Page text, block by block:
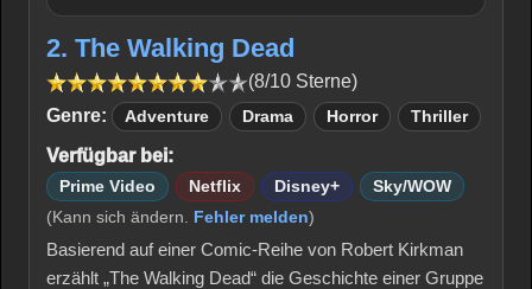
2. The Walking Dead
(8/10 Sterne)
Genre:
Adventure Drama Horror Thriller
Verfügbar bei:
Prime Video Netflix Disney+
Sky/WOW
(Kann sich ändern. Fehler melden)
Basierend auf einer Comic-Reihe von Robert Kirkman
erzählt „The Walking Dead“ die Geschichte einer Gruppe